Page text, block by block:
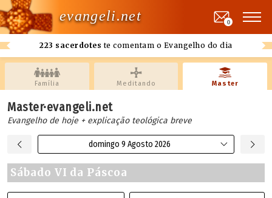
evangeli.net
223 sacerdotes te comentam o Evangelho do dia
0
Família Meditando Master
Master·evangeli.net
Evangelho de hoje + explicação teológica breve
domingo 9 Agosto 2026
Sábado VI da Páscoa